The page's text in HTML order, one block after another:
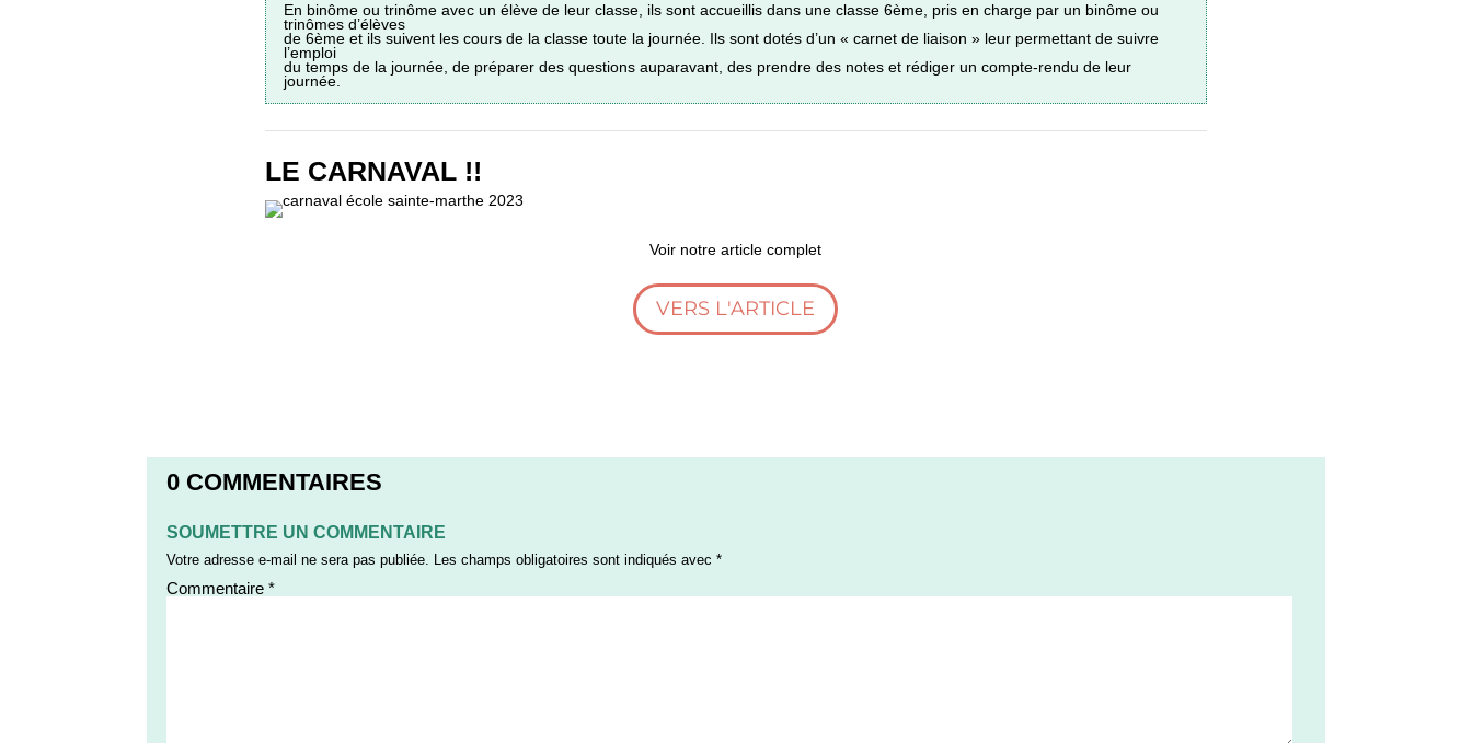
En binôme ou trinôme avec un élève de leur classe, ils sont accueillis dans une classe 6ème, pris en charge par un binôme ou
trinômes d’élèves
de 6ème et ils suivent les cours de la classe toute la journée. Ils sont dotés d’un « carnet de liaison » leur permettant de suivre
l’emploi
du temps de la journée, de préparer des questions auparavant, des prendre des notes et rédiger un compte-rendu de leur
journée.
LE CARNAVAL !!
Voir notre article complet
VERS L'ARTICLE
0 COMMENTAIRES
SOUMETTRE UN COMMENTAIRE
Votre adresse e-mail ne sera pas publiée. Les champs obligatoires sont indiqués avec*
Commentaire*